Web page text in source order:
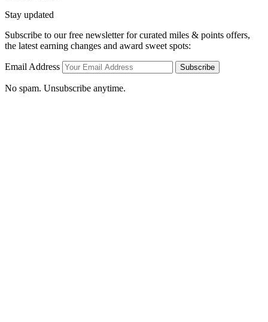
Stay updated
Subscribe to our free newsletter for curated miles & points offers,
the latest earning changes and award sweet spots:
Email Address Subscribe
No spam. Unsubscribe anytime.